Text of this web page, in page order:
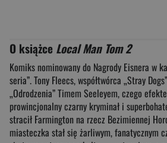
O książce Local Man Tom 2
Komiks nominowany do Nagrody Eisnera w
seria”. Tony Fleecs, współtwórca „Stray
„Odrodzenia” Timem Seeleyem, czego
prowincjonalny czarny kryminał i
stracił Farmington na rzecz Bezimiennej
miasteczka stał się żarliwym, fanatycznym